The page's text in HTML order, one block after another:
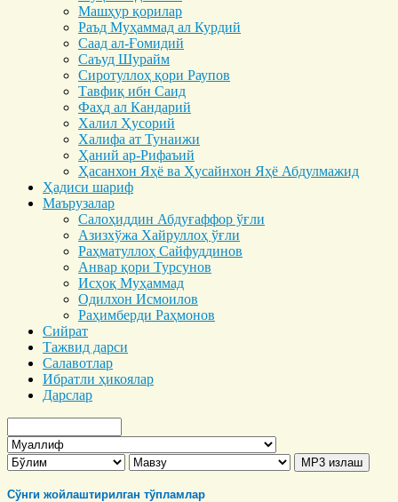
Машҳур қорилар
Раъд Муҳаммад ал Курдий
Саад ал-Ғомидий
Саъуд Шурайм
Сиротуллоҳ қори Раупов
Тавфиқ ибн Саид
Фаҳд ал Кандарий
Халил Ҳусорий
Халифа ат Тунаижи
Ҳаний ар-Рифаъий
Ҳасанхон Яҳё ва Ҳусайнхон Яҳё Абдулмажид
Ҳадиси шариф
Маърузалар
Салоҳиддин Абдуғаффор ўғли
Азизхўжа Хайруллоҳ ўғли
Раҳматуллоҳ Сайфуддинов
Анвар қори Турсунов
Исҳоқ Муҳаммад
Одилхон Исмоилов
Раҳимберди Раҳмонов
Сийрат
Тажвид дарси
Салавотлар
Ибратли ҳикоялар
Дарслар
Сўнги жойлаштирилган тўпламлар